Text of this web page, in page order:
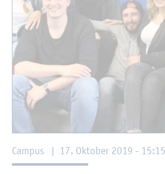
Cam­pus | 17. Ok­to­ber 2019 - 15:15